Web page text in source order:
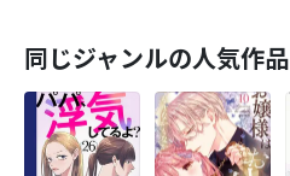
同じジャンルの人気作品